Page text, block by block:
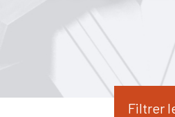
Filtrer